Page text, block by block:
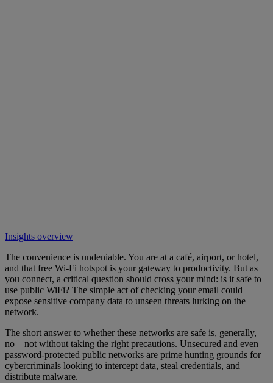
Insights overview
The convenience is undeniable. You are at a café, airport, or hotel,
and that free Wi-Fi hotspot is your gateway to productivity. But as
you connect, a critical question should cross your mind: is it safe to
use public WiFi? The simple act of checking your email could
expose sensitive company data to unseen threats lurking on the
network.
The short answer to whether these networks are safe is, generally,
no—not without taking the right precautions. Unsecured and even
password-protected public networks are prime hunting grounds for
cybercriminals looking to intercept data, steal credentials, and
distribute malware.